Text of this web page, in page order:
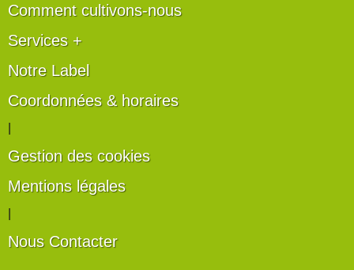
Comment cultivons-nous
Services +
Notre Label
Coordonnées & horaires
Gestion des cookies
Mentions légales
Nous Contacter